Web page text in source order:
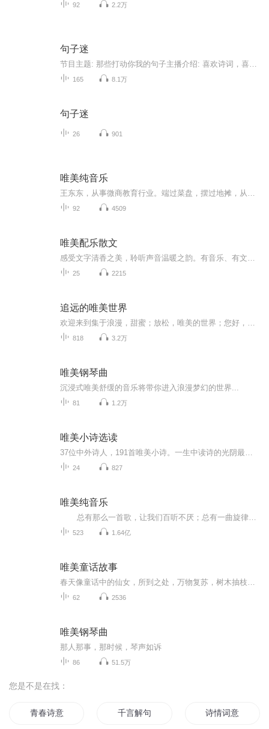
92 2.2万
句子迷
165 8.1万
句子迷
26 901
唯美纯音乐
92 4509
唯美配乐散文
25 2215
追远的唯美世界
818 3.2万
唯美钢琴曲
沉浸式唯美舒缓的音乐将带你进入浪漫梦幻的世界...
81 1.2万
唯美小诗选读
24 827
唯美纯音乐
523 1.64亿
唯美童话故事
62 2536
唯美钢琴曲
那人那事，那时候，琴声如诉
86 51.5万
您是不是在找：
青春诗意 千言解句 诗情词意